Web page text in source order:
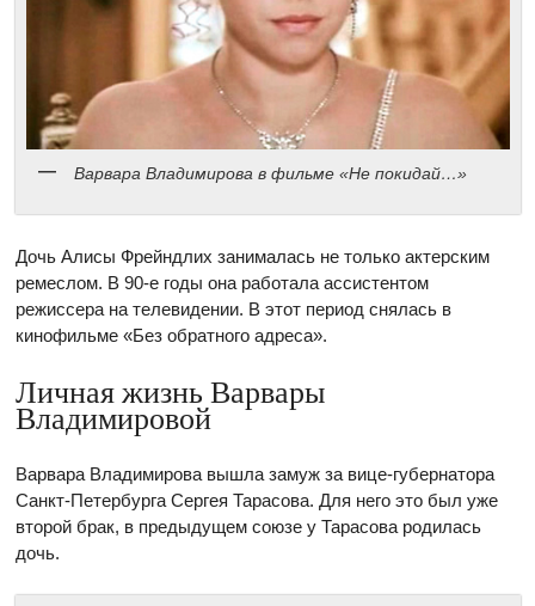
Варвара Владимирова в фильме «Не покидай…»
Дочь Алисы Фрейндлих занималась не только актерским
ремеслом. В 90-е годы она работала ассистентом
режиссера на телевидении. В этот период снялась в
кинофильме «Без обратного адреса».
Личная жизнь Варвары
Владимировой
Варвара Владимирова вышла замуж за вице-губернатора
Санкт-Петербурга Сергея Тарасова. Для него это был уже
второй брак, в предыдущем союзе у Тарасова родилась
дочь.